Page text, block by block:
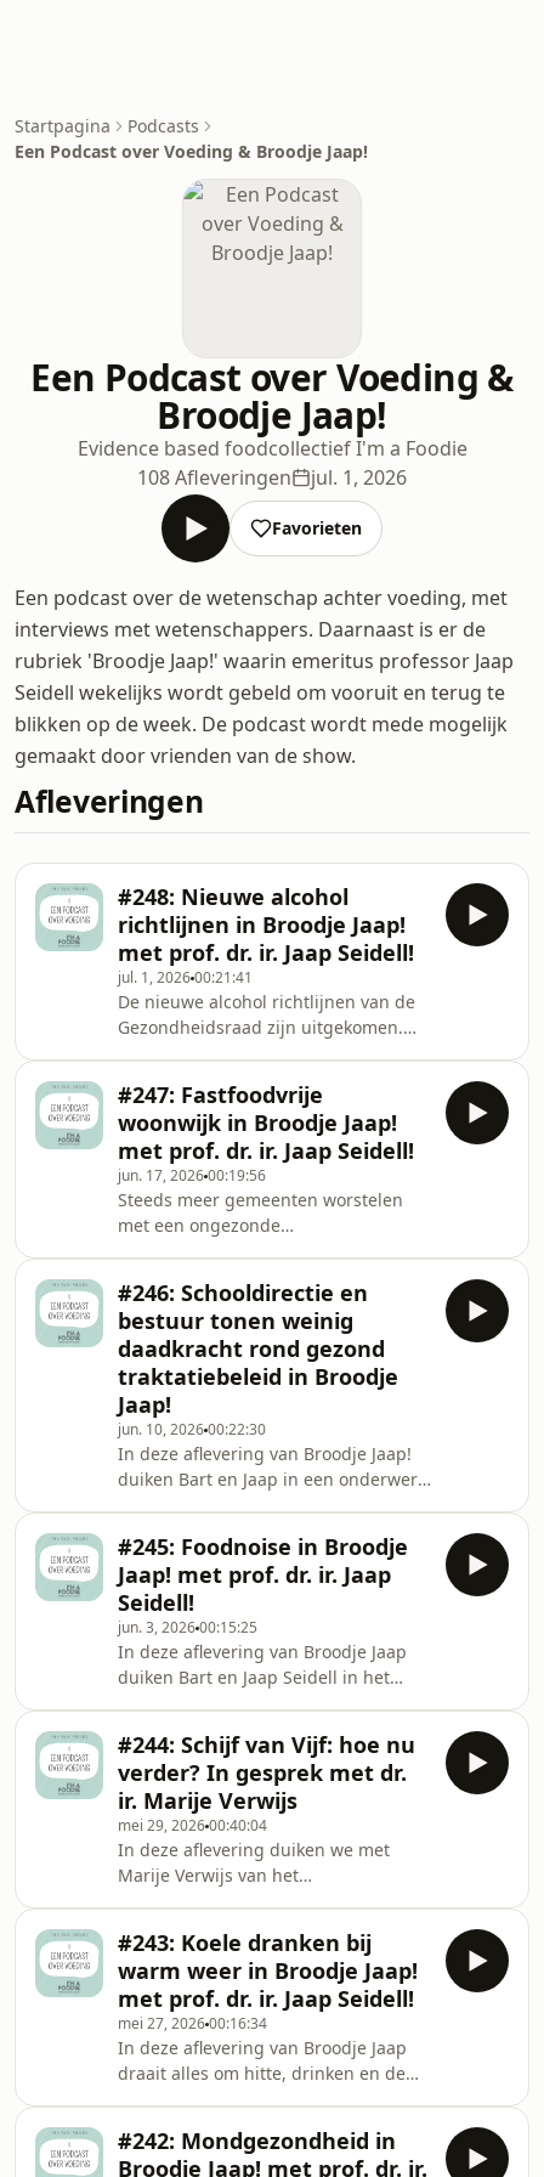
Startpagina
Podcasts
Een Podcast over Voeding & Broodje Jaap!
Een Podcast over Voeding &
Broodje Jaap!
Evidence based foodcollectief I'm a Foodie
108 Afleveringen
jul. 1, 2026
Favorieten
Een podcast over de wetenschap achter voeding, met
interviews met wetenschappers. Daarnaast is er de
rubriek 'Broodje Jaap!' waarin emeritus professor Jaap
Seidell wekelijks wordt gebeld om vooruit en terug te
blikken op de week. De podcast wordt mede mogelijk
gemaakt door vrienden van de show.
Afleveringen
#248: Nieuwe alcohol
richtlijnen in Broodje Jaap!
met prof. dr. ir. Jaap Seidell!
jul. 1, 202600:21:41
De nieuwe alcohol richtlijnen van de
Gezondheidsraad zijn uitgekomen.
show te luisteren.Broodje Jaap!:
iedere woensdag bellen we met
prof.dr. ir. Jaap Seidell en nemen we
de week door. We blikken vooruit,
maar kijken ook terug. In 15 minuten
nemen we dit met je door. Elke week
opnieuw!I’m a Foodie is onafhankelijk
en heef
#247: Fastfoodvrije
woonwijk in Broodje Jaap!
met prof. dr. ir. Jaap Seidell!
jun. 17, 202600:19:56
Steeds meer gemeenten worstelen
met een ongezonde
verleiders lijken op elke straathoek te
verschijnen, terwijl gezonde
alternatieven vaak achterblijven. De
gemeente Haarlem wil daar
verandering in brengen met plannen
voor een fastfoodvrije zone in de
nieuwe wijk Haarlem-
Spaarnwoude.Maar werkt zoiets
eigenlijk? Is dit een vorm van be
#246: Schooldirectie en
bestuur tonen weinig
daadkracht rond gezond
traktatiebeleid in Broodje
Jaap!
jun. 10, 202600:22:30
In deze aflevering van Broodje Jaap!
duiken Bart en Jaap in een onderwerp
is de Week voor de Gezonde Jeugd én
Bart zijn eigen frustrerende ervaring
op de basisschool van zijn kinderen.
Ondanks brede steun onder ouders
voor een ander beleid rondom
traktaties, besloot de schooldirecteur
na enkele negatieve reacties het voor
#245: Foodnoise in Broodje
Jaap! met prof. dr. ir. Jaap
Seidell!
jun. 3, 202600:15:25
In deze aflevering van Broodje Jaap
duiken Bart en Jaap Seidell in het
lijken met eten, cravings en
voedselgedachten. Is dat een
individueel probleem, een gevolg van
onze voedselomgeving of vooral
slimme marketing? Aanleiding is een
artikel van Wilma de Rek in de
Volkskrant, waarin kritisch wordt
gekeken naar het medicaliseren van
norm
#244: Schijf van Vijf: hoe nu
verder? In gesprek met dr.
ir. Marije Verwijs
mei 29, 202600:40:04
In deze aflevering duiken we met
Marije Verwijs van het
daarop volgde. We praten over
waarom duurzaamheid tegenwoordig
expliciet wordt meegenomen in
voedingsadviezen en waarom dat
volgens het Voedingscentrum niet los
te zien is van gezondheid. Ook
bespreken we de kritiek vanuit social
media, de rol van algoritmes en
waarom kleine
#243: Koele dranken bij
warm weer in Broodje Jaap!
met prof. dr. ir. Jaap Seidell!
mei 27, 202600:16:34
In deze aflevering van Broodje Jaap
draait alles om hitte, drinken en de
nog altijd de beste keuze, maar veel
#242: Mondgezondheid in
Broodje Jaap! met prof. dr. ir.